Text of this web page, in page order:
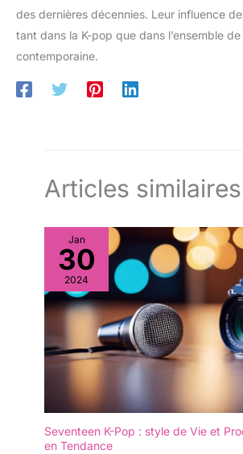
des dernières décennies. Leur influence
tant dans la K-pop que dans l’ensemble
contemporaine.
Articles similaires
Jan
30
2024
Seventeen K-Pop : style de Vie et
en Tendance